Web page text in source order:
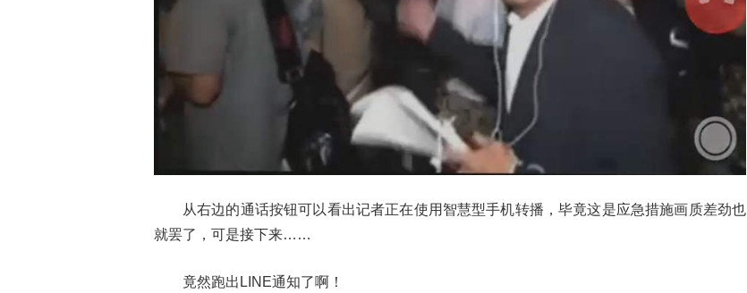
从右边的通话按钮可以看出记者正在使用智慧型手机转播，毕竟这是应急措施画质差劲也
就罢了，可是接下来……
竟然跑出LINE通知了啊！